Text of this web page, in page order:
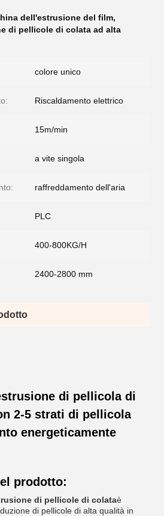
dell'estrusione del film,
di pellicole di colata ad alta
colore unico
Riscaldamento elettrico
15m/min
a vite singola
raffreddamento dell'aria
PLC
400-800KG/H
2400-2800 mm
di pellicola di
2-5 strati di pellicola
energeticamente
prodotto:
di pellicole di colataè
di pellicole di alta qualità in